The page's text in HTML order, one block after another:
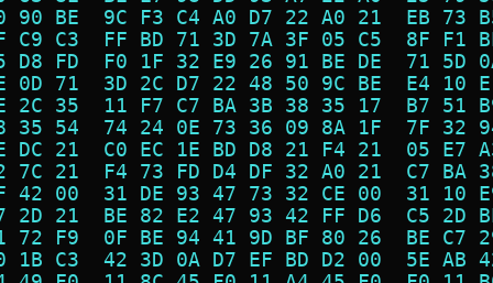
90 BE  9C F3 C4 A0 D7 22 A0 21  EB
C9 C3  FF BD 71 3D 7A 3F 05 C5  8F
D8 FD  F0 1F 32 E9 26 91 BE DE  71
0D 71  3D 2C D7 22 48 50 9C BE  E4
2C 35  11 F7 C7 BA 3B 38 35 17  B7
35 54  74 24 0E 73 36 09 8A 1F  7F
DC 21  C0 EC 1E BD D8 21 F4 21  05
7C 21  F4 73 FD D4 DF 32 A0 21  C7
42 00  31 DE 93 47 73 32 CE 00  31
2D 21  BE 82 E2 47 93 42 FF D6  C5
72 F9  0F BE 94 41 9D BF 80 26  BE
1B C3  42 3D 0A D7 EF BD D2 00  5E